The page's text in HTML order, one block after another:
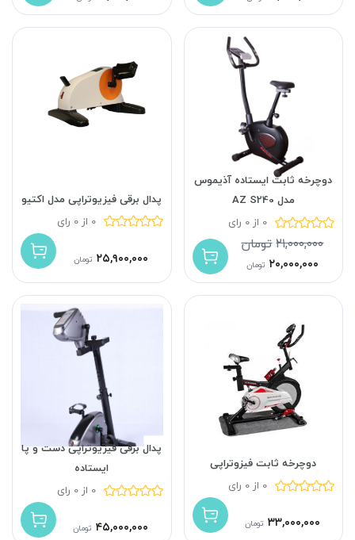
دوچرخه ثابت ایستاده آذیموس
مدل AZ S240
0 از 0 رای
۲۱,۰۰۰,۰۰۰تومان
۲۰,۰۰۰,۰۰۰ تومان
پدال برقی فیزیوتراپی مدل اکتیو
0 از 0 رای
۲۵,۹۰۰,۰۰۰ تومان
دوچرخه ثابت فیزوتراپی
0 از 0 رای
۳۳,۰۰۰,۰۰۰ تومان
پدال برقی فیزیوتراپی دست و پا
ایستاده
0 از 0 رای
۴۵,۰۰۰,۰۰۰ تومان